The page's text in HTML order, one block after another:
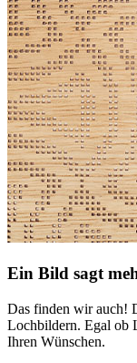
Ein Bild sagt
Das finden wir auch!
Lochbildern. Egal ob
Ihren Wünschen.